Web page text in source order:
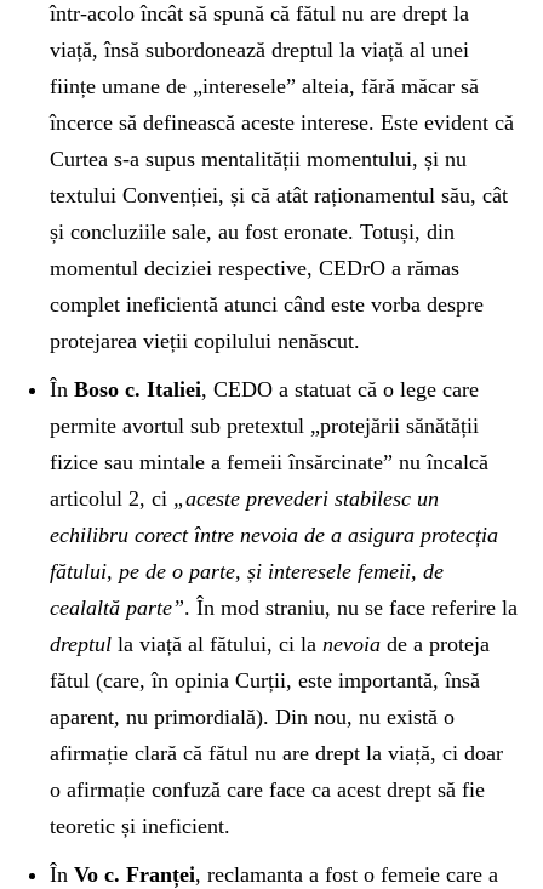
într-acolo încât să spună că fătul nu are drept la
viață, însă subordonează dreptul la viață al unei
ființe umane de „interesele” alteia, fără măcar să
încerce să definească aceste interese. Este evident că
Curtea s-a supus mentalității momentului, și nu
textului Convenției, și că atât raționamentul său, cât
și concluziile sale, au fost eronate. Totuși, din
momentul deciziei respective, CEDrO a rămas
complet ineficientă atunci când este vorba despre
protejarea vieții copilului nenăscut.
În Boso c. Italiei, CEDO a statuat că o lege care
permite avortul sub pretextul „protejării sănătății
fizice sau mintale a femeii însărcinate” nu încalcă
articolul 2, ci „aceste prevederi stabilesc un
echilibru corect între nevoia de a asigura protecția
fătului, pe de o parte, și interesele femeii, de
cealaltă parte”. În mod straniu, nu se face referire la
dreptul la viață al fătului, ci la nevoia de a proteja
fătul (care, în opinia Curții, este importantă, însă
aparent, nu primordială). Din nou, nu există o
afirmație clară că fătul nu are drept la viață, ci doar
o afirmație confuză care face ca acest drept să fie
teoretic și ineficient.
În Vo c. Franței, reclamanta a fost o femeie care a